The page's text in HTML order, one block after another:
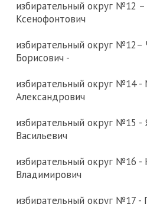
избирательный округ №12 –
Ксенофонтович
избирательный округ
Борисович -
избирательный округ №14
Александрович
избирательный округ №15 -
Васильевич
избирательный округ №16 -
Владимирович
избирательный округ №17 -